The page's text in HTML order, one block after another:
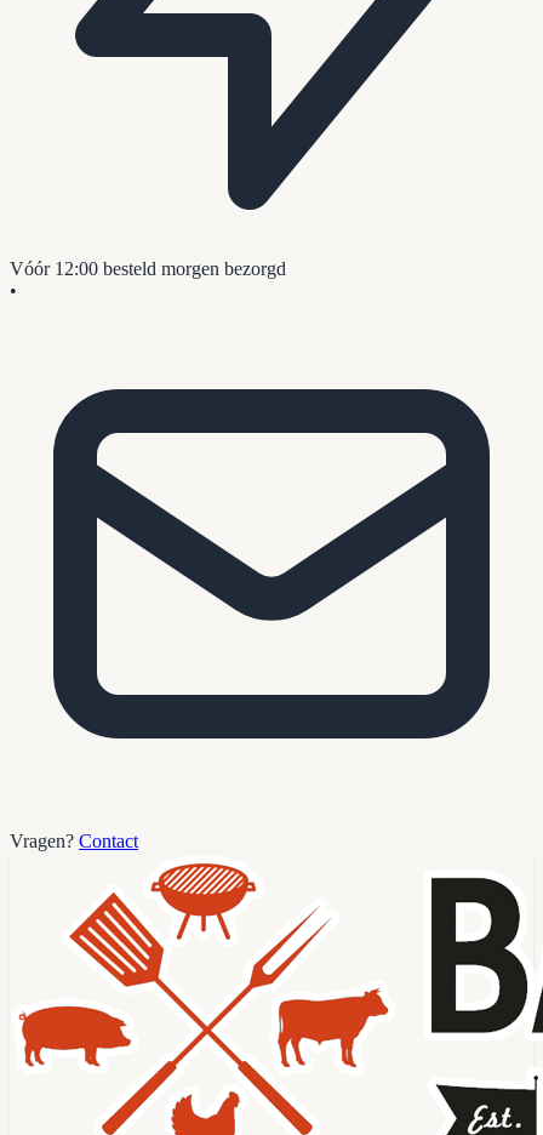
Vóór 12:00 besteld morgen bezorgd
•
Vragen? Contact